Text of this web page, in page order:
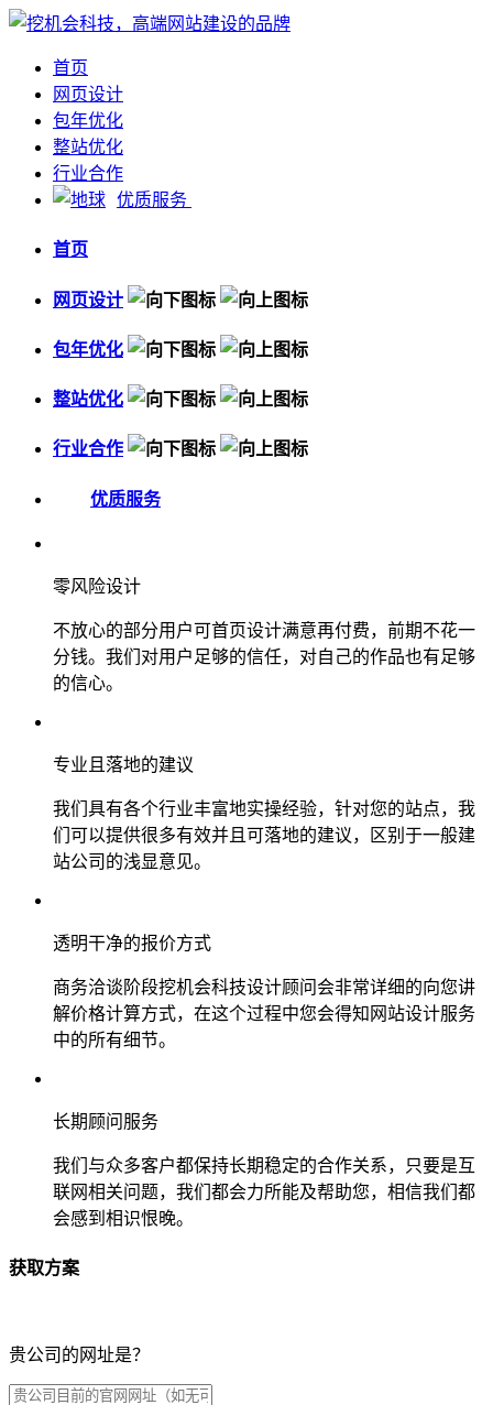
首页
网页设计
包年优化
整站优化
行业合作
优质服务
首页
网页设计
包年优化
整站优化
行业合作
优质服务
零风险设计
不放心的部分用户可首页设计满意再付费，前期不花一
分钱。我们对用户足够的信任，对自己的作品也有足够
的信心。
专业且落地的建议
我们具有各个行业丰富地实操经验，针对您的站点，我
们可以提供很多有效并且可落地的建议，区别于一般建
站公司的浅显意见。
透明干净的报价方式
商务洽谈阶段挖机会科技设计顾问会非常详细的向您讲
解价格计算方式，在这个过程中您会得知网站设计服务
中的所有细节。
长期顾问服务
我们与众多客户都保持长期稳定的合作关系，只要是互
联网相关问题，我们都会力所能及帮助您，相信我们都
会感到相识恨晚。
获取方案
贵公司的网址是？